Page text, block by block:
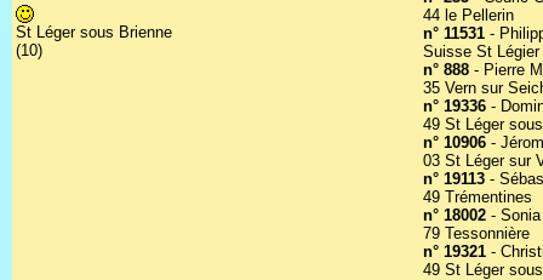
St Léger sous Brienne
(10)
44 le Pellerin
n° 11531 -
Suisse St
n° 888 - Pierre
35 Vern sur
n° 19336 -
49 St Léger
n° 10906 -
03 St Léger sur
n° 19113 -
49 Trémentines
n° 18002 -
79 Tessonnière
n° 19321 -
49 St Léger